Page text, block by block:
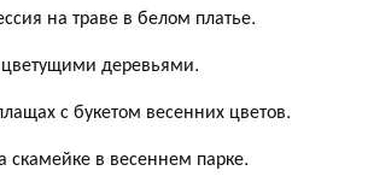
на траве в белом платье.
деревьями.
с букетом весенних цветов.
скамейке в весеннем парке.